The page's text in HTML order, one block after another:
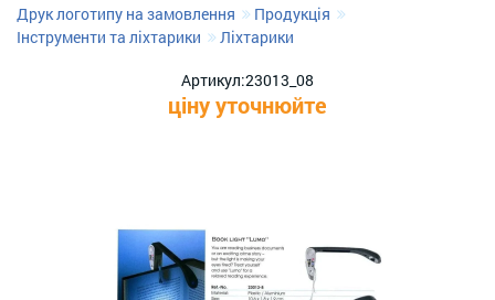
Друк логотипу на замовлення
Продукція
Інструменти та ліхтарики
Ліхтарики
Артикул:23013_08
ціну уточнюйте